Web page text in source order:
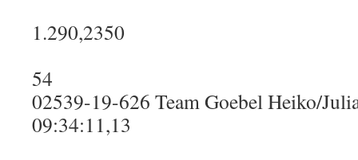
1.290,2350
54
02539-19-626 Team Goebel Heiko/
09:34:11,13